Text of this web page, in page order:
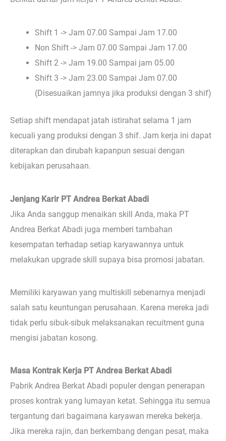
Shift 1 -> Jam 07.00 Sampai Jam 17.00
Non Shift -> Jam 07.00 Sampai Jam 17.00
Shift 2 -> Jam 19.00 Sampai jam 05.00
Shift 3 -> Jam 23.00 Sampai Jam 07.00
(Disesuaikan jamnya jika produksi dengan 3 shif)
Setiap shift mendapat jatah istirahat selama 1 jam
kecuali yang produksi dengan 3 shif. Jam kerja ini dapat
diterapkan dan dirubah kapanpun sesuai dengan
kebijakan perusahaan.
Jenjang Karir PT Andrea Berkat Abadi
Jika Anda sanggup menaikan skill Anda, maka PT
Andrea Berkat Abadi juga memberi tambahan
kesempatan terhadap setiap karyawannya untuk
melakukan upgrade skill supaya bisa promosi jabatan.
Memiliki karyawan yang multiskill sebenarnya menjadi
salah satu keuntungan perusahaan. Karena mereka jadi
tidak perlu sibuk-sibuk melaksanakan recuitment guna
mengisi jabatan kosong.
Masa Kontrak Kerja PT Andrea Berkat Abadi
Pabrik Andrea Berkat Abadi populer dengan penerapan
proses kontrak yang lumayan ketat. Sehingga itu semua
tergantung dari bagaimana karyawan mereka bekerja.
Jika mereka rajin, dan berkembang dengan pesat, maka